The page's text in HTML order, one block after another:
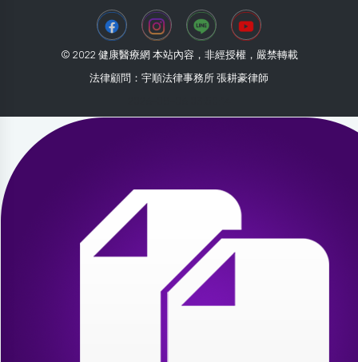
© 2022 健康醫療網 本站內容，非經授權，嚴禁轉載
法律顧問：宇順法律事務所 張耕豪律師